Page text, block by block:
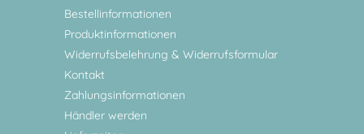
Bestellinformationen
Produktinformationen
Widerrufsbelehrung & Widerrufsformular
Kontakt
Zahlungsinformationen
Händler werden